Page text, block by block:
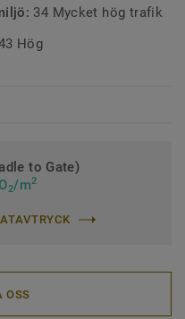
34 Mycket hög trafik
Hög
to Gate)
2/m2
OSS